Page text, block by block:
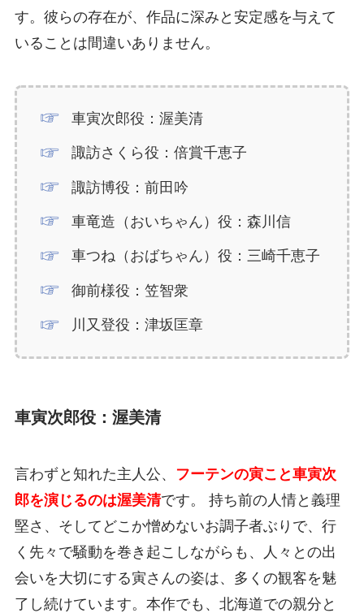
す。彼らの存在が、作品に深みと安定感を与えて
いることは間違いありません。
車寅次郎役：渥美清
諏訪さくら役：倍賞千恵子
諏訪博役：前田吟
車竜造（おいちゃん）役：森川信
車つね（おばちゃん）役：三崎千恵子
御前様役：笠智衆
川又登役：津坂匡章
車寅次郎役：渥美清
言わずと知れた主人公、
フーテンの寅こと車寅次
郎を演じるのは渥美清です。 持ち前の人情と義理
堅さ、そしてどこか憎めないお調子者ぶりで、行
く先々で騒動を巻き起こしながらも、人々との出
会いを大切にする寅さんの姿は、多くの観客を魅
了し続けています。本作でも、北海道での親分と